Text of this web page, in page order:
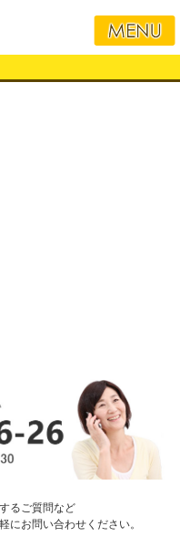
るご質問など
にお問い合わせください。